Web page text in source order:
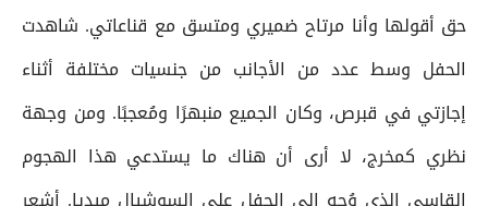
حق أقولها وأنا مرتاح ضميري ومتسق مع قناعاتي. شاهدت
الحفل وسط عدد من الأجانب من جنسيات مختلفة أثناء
إجازتي في قبرص، وكان الجميع منبهرًا ومُعجبًا. ومن وجهة
نظري كمخرج، لا أرى أن هناك ما يستدعي هذا الهجوم